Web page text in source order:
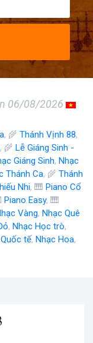
06/08/2026
, 🌾 Thánh Vịnh 88,
, 🌾 Lễ Giáng Sinh -
Giáng Sinh, Nhạc
Thánh Ca, 🌾 Thánh
Nhi, 🎹 Piano Cổ
Piano Easy, 🎹
Vàng, Nhạc Quê
, Nhạc Học trò,
tế, Nhạc Hoa,